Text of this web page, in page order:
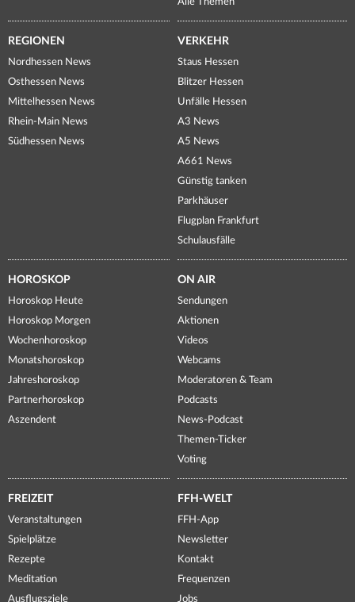
Alle Themen
REGIONEN
Nordhessen News
Osthessen News
Mittelhessen News
Rhein-Main News
Südhessen News
VERKEHR
Staus Hessen
Blitzer Hessen
Unfälle Hessen
A3 News
A5 News
A661 News
Günstig tanken
Parkhäuser
Flugplan Frankfurt
Schulausfälle
HOROSKOP
Horoskop Heute
Horoskop Morgen
Wochenhoroskop
Monatshoroskop
Jahreshoroskop
Partnerhoroskop
Aszendent
ON AIR
Sendungen
Aktionen
Videos
Webcams
Moderatoren & Team
Podcasts
News-Podcast
Themen-Ticker
Voting
FREIZEIT
Veranstaltungen
Spielplätze
Rezepte
Meditation
Ausflugsziele
FFH-WELT
FFH-App
Newsletter
Kontakt
Frequenzen
Jobs